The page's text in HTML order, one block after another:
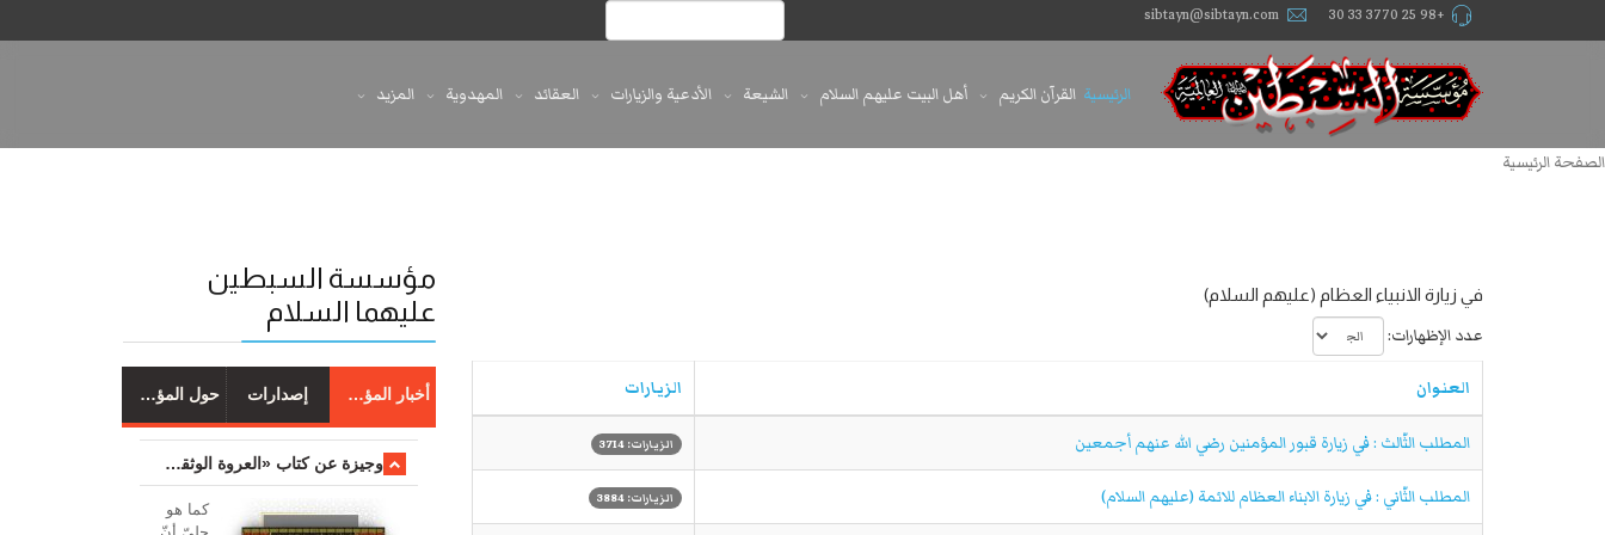
+98 25 3770 33 30
sibtayn@sibtayn.com
الرئيسية القرآن الكريم أهل البيت عليهم السلام الشيعة الأدعية والزيارات العقائد المهدوية المزيد
الصفحة الرئيسية
في زيارة الانبياء العظام (عليهم السلام)
عدد الإظهارات:
العنوان الزيارات
المطلب الثّالث : في زيارة قبور المؤمنين رضي الله عنهم أجمعين الزيارات: 3714
المطلب الثّاني : في زيارة الابناء العظام للائمة (عليهم السلام) الزيارات: 3884
مؤسسة السبطين
عليهما السلام
أخبار المؤسسة إصدارات حول المؤسسة
وجیزة عن کتاب «العروة الوثقی والتعلیقات علیها»
کما هو